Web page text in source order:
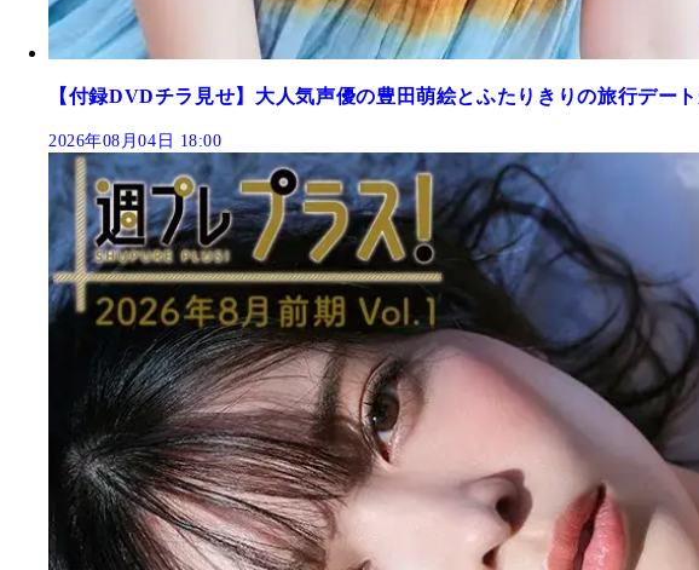
【付録DVDチラ見せ】大人気声優の豊田萌絵とふたりきりの旅行デー
2026年08月04日 18:00